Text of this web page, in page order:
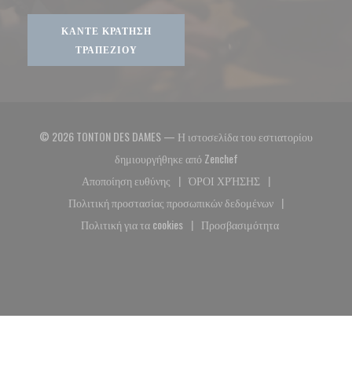
ΚΆΝΤΕ ΚΡΆΤΗΣΗ
ΤΡΑΠΕΖΙΟΎ
© 2026 TONTON DES DAMES — Η ιστοσελίδα του εστιατορίου
δημιουργήθηκε απόZenchef((ανοίγει σε νέο
Αποποίηση ευθύνης
((ανοίγει σε νέο παράθυρο))
ΌΡΟΙ ΧΡΉΣΗΣ
((ανοίγει σε νέο
Πολιτική προστασίας προσωπικών δεδομένων
((ανοίγει σε νέο παράθυρο))
Πολιτική για τα cookies
((ανοίγει σε νέο παράθυρο))
Προσβασιμότητα
((ανοίγει σε νέο